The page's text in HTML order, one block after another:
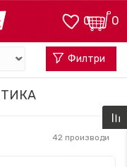
0
0
Филтри
42 производи